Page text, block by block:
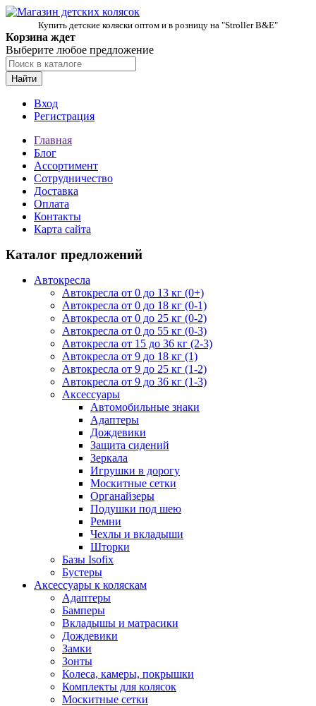
Купить детские коляски оптом и в розницу на "Stroller B&E"
Корзина ждет
Выберите любое предложение
Найти
Вход
Регистрация
Главная
Блог
Ассортимент
Сотрудничество
Доставка
Оплата
Контакты
Карта сайта
Каталог предложений
Автокресла
Автокресла от 0 до 13 кг (0+)
Автокресла от 0 до 18 кг (0-1)
Автокресла от 0 до 25 кг (0-2)
Автокресла от 0 до 55 кг (0-3)
Автокресла от 15 до 36 кг (2-3)
Автокресла от 9 до 18 кг (1)
Автокресла от 9 до 25 кг (1-2)
Автокресла от 9 до 36 кг (1-3)
Аксессуары
Автомобильные знаки
Адаптеры
Дождевики
Защита сидений
Зеркала
Игрушки в дорогу
Москитные сетки
Органайзеры
Подушки под шею
Ремни
Чехлы и вкладыши
Шторки
Базы Isofix
Бустеры
Аксессуары к коляскам
Адаптеры
Бамперы
Вкладышы и матрасики
Дождевики
Замки
Зонты
Колеса, камеры, покрышки
Комплекты для колясок
Москитные сетки